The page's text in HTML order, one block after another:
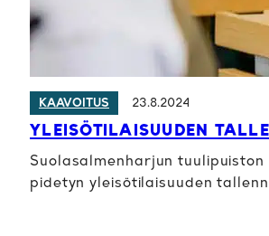
KAAVOITUS 23.8.2024
YLEISÖTILAISUUDEN
Suolasalmenharjun
pidetyn yleisötilaisuuden